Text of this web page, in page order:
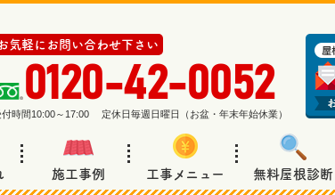
気軽にお問い合わせ下さい
0120-42-0052
付時間10:00～17:00 定休日毎週日曜日（お盆・年末年始休業）
施工事例 工事メニュー 無料屋根診断